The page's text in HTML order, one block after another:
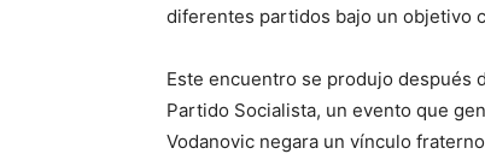
diferentes partidos bajo un objetivo
Este encuentro se produjo después
Partido Socialista, un evento que
Vodanovic negara un vínculo